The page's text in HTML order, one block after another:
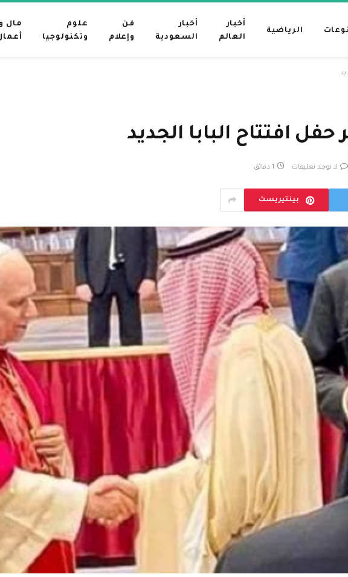
الرياضية
أخبار
العالم
أخبار
السعودية
فن
وإعلام
علوم
وتكنولوجيا
مال و
افتتاح البابا الجديد
لا توجد تعليقات 1 دقائق
بينتيريست